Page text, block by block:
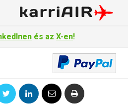
és az X-en!